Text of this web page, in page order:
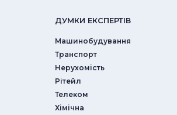
ДУМКИ ЕКСПЕРТIВ
Машинобудування
Транспорт
Нерухомість
Рітейл
Телеком
Хімічна